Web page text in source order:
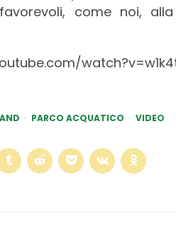
come noi,
PARCO ACQUATICO VIDEO